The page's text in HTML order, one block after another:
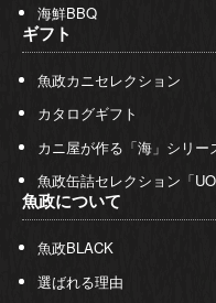
海鮮BBQ
ギフト
魚政カニセレクション
カタログギフト
カニ屋が作る「海」シリー
魚政缶詰セレクション「
魚政について
魚政BLACK
選ばれる理由